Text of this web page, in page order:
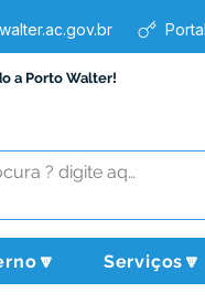
a Porto Walter!
Serviços🔽